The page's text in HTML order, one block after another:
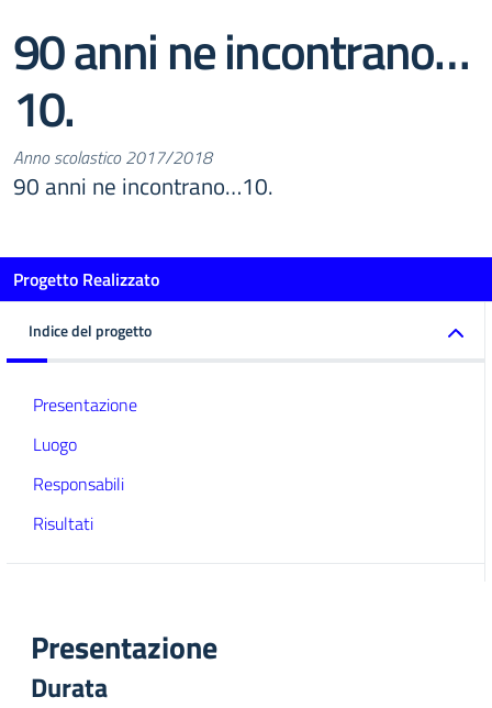
90 anni ne incontrano…
10.
Anno scolastico 2017/2018
90 anni ne incontrano…10.
Progetto Realizzato
Indice del progetto
Presentazione
Luogo
Responsabili
Risultati
Presentazione
Durata